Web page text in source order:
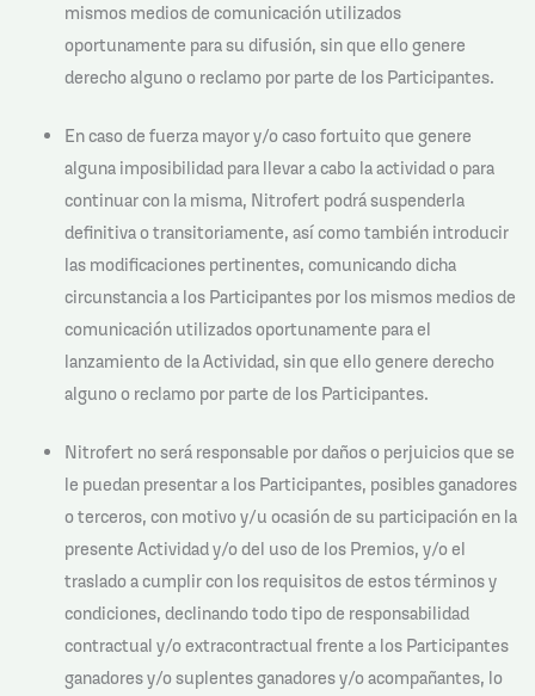
mismos medios de comunicación utilizados
oportunamente para su difusión, sin que ello genere
derecho alguno o reclamo por parte de los Participantes.
En caso de fuerza mayor y/o caso fortuito que genere
alguna imposibilidad para llevar a cabo la actividad o para
continuar con la misma, Nitrofert podrá suspenderla
definitiva o transitoriamente, así como también introducir
las modificaciones pertinentes, comunicando dicha
circunstancia a los Participantes por los mismos medios de
comunicación utilizados oportunamente para el
lanzamiento de la Actividad, sin que ello genere derecho
alguno o reclamo por parte de los Participantes.
Nitrofert no será responsable por daños o perjuicios que se
le puedan presentar a los Participantes, posibles ganadores
o terceros, con motivo y/u ocasión de su participación en la
presente Actividad y/o del uso de los Premios, y/o el
traslado a cumplir con los requisitos de estos términos y
condiciones, declinando todo tipo de responsabilidad
contractual y/o extracontractual frente a los Participantes
ganadores y/o suplentes ganadores y/o acompañantes, lo